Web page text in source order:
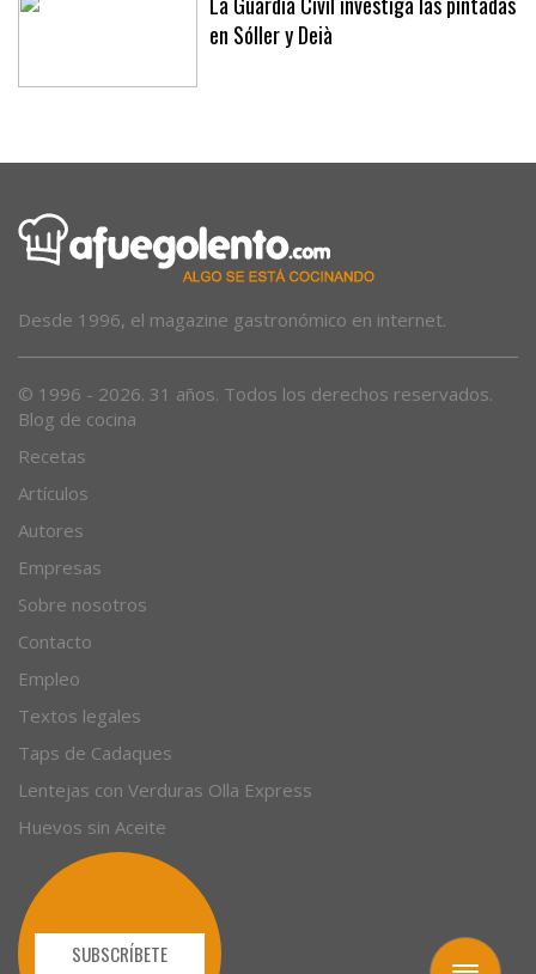
La Guardia Civil investiga las pintadas
Blog de cocina
Recetas
Artículos
Autores
Empresas
Sobre nosotros
Contacto
Empleo
Textos legales
Taps de Cadaques
Lentejas con Verduras Olla Express
Huevos sin Aceite